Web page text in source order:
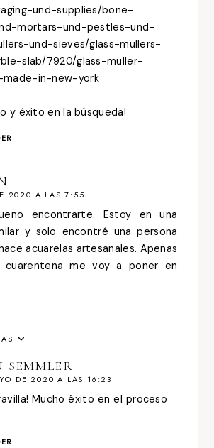
und-supplies/bone-
mortars-und-pestles-und-
und-sieves/glass-mullers-
slab/7920/glass-muller-
made-in-new-york
y éxito en la búsqueda!
2020 A LAS 7:55
encontrarte. Estoy en una
y solo encontré una persona
acuarelas artesanales. Apenas
cuarentena me voy a poner en
SEMMLER
DE 2020 A LAS 16:23
Mucho éxito en el proceso